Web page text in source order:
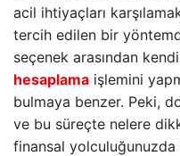
acil ihtiyaçları
tercih edilen bir
seçenek arasından
hesaplama işlemini
bulmaya benzer. Peki,
ve bu süreçte nelere
finansal